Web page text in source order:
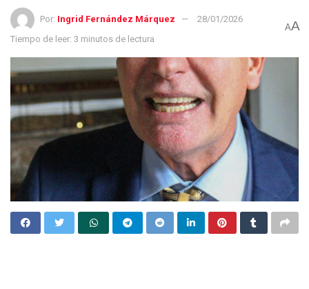
Por: Ingrid Fernández Márquez
28/01/2026
Tiempo de leer: 3 minutos de lectura
AA